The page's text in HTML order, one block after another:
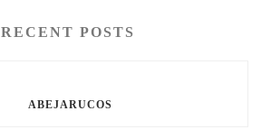
RECENT POSTS
ABEJARUCOS